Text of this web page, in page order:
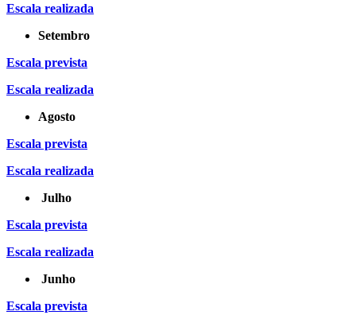
Escala realizada
Setembro
Escala prevista
Escala realizada
Agosto
Escala prevista
Escala realizada
Julho
Escala prevista
Escala realizada
Junho
Escala prevista